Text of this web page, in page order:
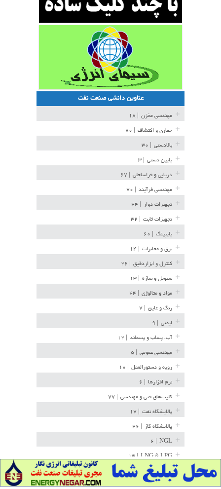
عناوین دانشی صنعت نفت
مهندسی مخزن
حفاری و اکتشاف
بالادستی
پایین دستی
دریایی و فراساحلی
مهندسی فرآیند
تجهیزات دوار
تجهیزات ثابت
پایپینگ
برق و مخابرات
کنترل و ابزاردقیق
سیویل و سازه
مواد و متالوژی
رنگ و عایق
ایمنی
آب، پساب و پسماند
مهندسی عمومی
رویه و دستورالعمل
نرم افزارها
کلیپ‌های فنی و مهندسی
پالایشگاه نفت
پالایشگاه گاز
NGL
LNG & LPG | ۱۳
خط لوله | ۳۶
مخازن ذخیره | ۱۵